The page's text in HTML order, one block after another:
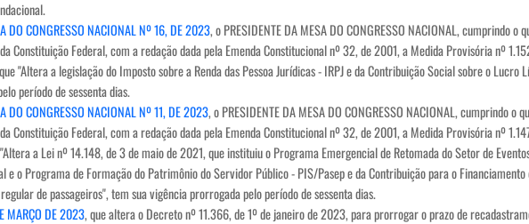
DO CONGRESSO NACIONAL Nº 16, DE 2023, o PRESIDENTE DA MESA DO CONGRESSO NACIONAL, cumprindo
Constituição Federal, com a redação dada pela Emenda Constitucional nº 32, de 2001, a Medida Provisória nº
"Altera a legislação do Imposto sobre a Renda das Pessoa Jurídicas - IRPJ e da Contribuição Social sobre o
período de sessenta dias.
DO CONGRESSO NACIONAL Nº 11, DE 2023, o PRESIDENTE DA MESA DO CONGRESSO NACIONAL, cumprindo
Constituição Federal, com a redação dada pela Emenda Constitucional nº 32, de 2001, a Medida Provisória nº
a Lei nº 14.148, de 3 de maio de 2021, que instituiu o Programa Emergencial de Retomada do Setor de
e o Programa de Formação do Patrimônio do Servidor Público - PIS/Pasep e da Contribuição para o
de passageiros", tem sua vigência prorrogada pelo período de sessenta dias.
MARÇO DE 2023, que altera o Decreto nº 11.366, de 1º de janeiro de 2023, para prorrogar o prazo de